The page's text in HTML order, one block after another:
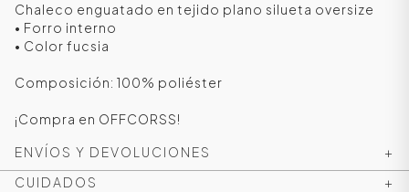
Chaleco enguatado en tejido plano silueta oversize
• Forro interno
• Color fucsia
Composición: 100% poliéster
¡Compra en OFFCORSS!
ENVÍOS Y DEVOLUCIONES
+
CUIDADOS
+